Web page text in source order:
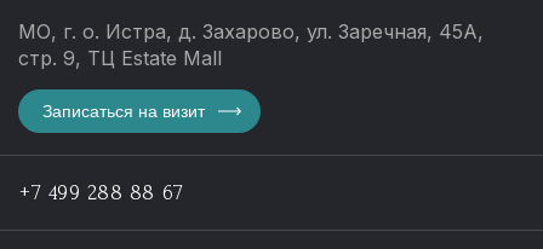
МО, г. о. Истра, д. Захарово, ул. Заречная, 45А,
стр. 9, ТЦ Estate Mall
Записаться на визит
+7 499 288 88 67